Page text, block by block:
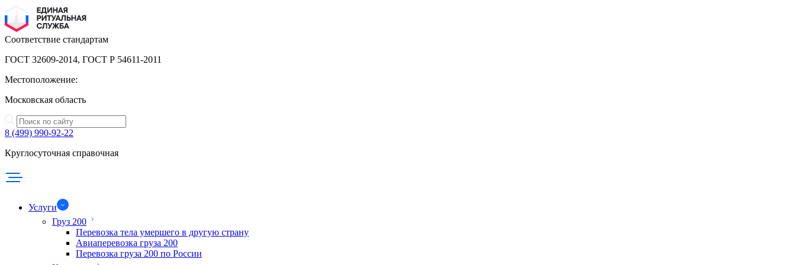
Соответствие стандартам
ГОСТ 32609-2014, ГОСТ Р 54611-2011
Местоположение:
Московская область
8 (499) 990-92-22
Круглосуточная справочная
Услуги
Груз 200
Перевозка тела умершего в другую страну
Авиаперевозка груза 200
Перевозка груза 200 по России